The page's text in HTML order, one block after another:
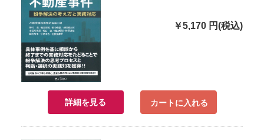
￥5,170 円(税込)
詳細を見る カートに入れる